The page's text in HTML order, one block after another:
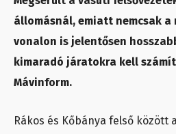
állomásnál, emiatt nemcsak a
vonalon is jelentősen
kimaradó járatokra kell
Mávinform.
Rákos és Kőbánya felső között